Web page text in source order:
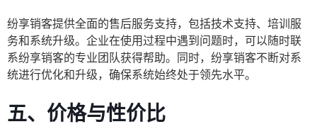
纷享销客提供全面的售后服务支持，包括技术支持、培训服
务和系统升级。企业在使用过程中遇到问题时，可以随时联
系纷享销客的专业团队获得帮助。同时，纷享销客不断对系
统进行优化和升级，确保系统始终处于领先水平。
五、 价格与性价比